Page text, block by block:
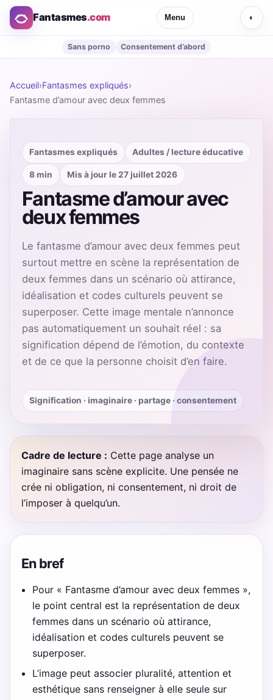
Fantasmes.com Menu ◐
Sans porno Consentement d’abord
Accueil›Fantasmes expliqués›
Fantasme d’amour avec deux femmes
Fantasmes expliqués Adultes / lecture éducative
8 min Mis à jour le 27 juillet 2026
Fantasme d’amour avec
deux femmes
Le fantasme d’amour avec deux femmes peut
surtout mettre en scène la représentation de
deux femmes dans un scénario où attirance,
idéalisation et codes culturels peuvent se
superposer. Cette image mentale n’annonce
pas automatiquement un souhait réel : sa
signification dépend de l’émotion, du contexte
et de ce que la personne choisit d’en faire.
Signification · imaginaire · partage · consentement
Cadre de lecture : Cette page analyse un
imaginaire sans scène explicite. Une pensée ne
crée ni obligation, ni consentement, ni droit de
l’imposer à quelqu’un.
En bref
Pour « Fantasme d’amour avec deux femmes »,
le point central est la représentation de deux
femmes dans un scénario où attirance,
idéalisation et codes culturels peuvent se
superposer.
L’image peut associer pluralité, attention et
esthétique sans renseigner à elle seule sur